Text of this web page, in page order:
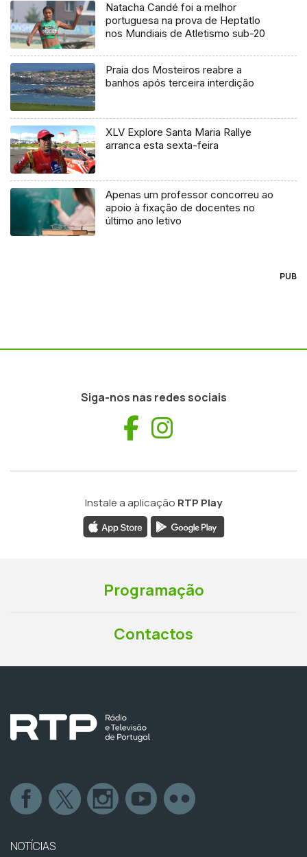
Natacha Candé foi a melhor
portuguesa na prova de Heptatlo
nos Mundiais de Atletismo sub-20
Praia dos Mosteiros reabre a
banhos após terceira interdição
XLV Explore Santa Maria Rallye
arranca esta sexta-feira
Apenas um professor concorreu ao
apoio à fixação de docentes no
último ano letivo
PUB
Siga-nos nas redes sociais
Facebook
Instale a aplicação RTP Play
Programação
Contactos
NOTÍCIAS